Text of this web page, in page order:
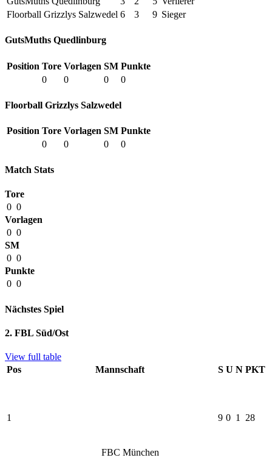
Floorball Grizzlys Salzwedel 6 3 9 Sieger
GutsMuths Quedlinburg
Position Tore Vorlagen SM Punkte
0
0 0 0
Floorball Grizzlys Salzwedel
Position Tore Vorlagen SM Punkte
0
0 0 0
Match Stats
Tore
0 0
Vorlagen
0 0
SM
0 0
Punkte
0 0
Nächstes Spiel
2. FBL Süd/Ost
View full table
Pos
Mannschaft S U N PKT
1
FBC München
9 0 1 28